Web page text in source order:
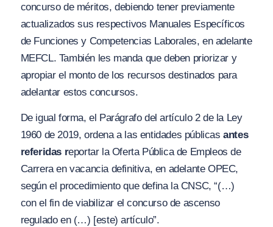
concurso de méritos, debiendo tener previamente
actualizados sus respectivos Manuales Específicos
de Funciones y Competencias Laborales, en adelante
MEFCL. También les manda que deben priorizar y
apropiar el monto de los recursos destinados para
adelantar estos concursos.
De igual forma, el Parágrafo del artículo 2 de la Ley
1960 de 2019, ordena a las entidades públicasantes
referidas reportar la Oferta Pública de Empleos de
Carrera en vacancia definitiva, en adelante OPEC,
según el procedimiento que defina la CNSC, “(…)
con el fin de viabilizar el concurso de ascenso
regulado en (…) [este) artículo”.